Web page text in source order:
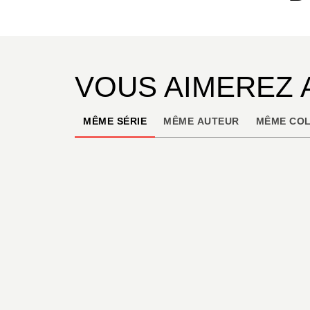
VOUS AIMEREZ
MÊME SÉRIE MÊME AUTEUR MÊME